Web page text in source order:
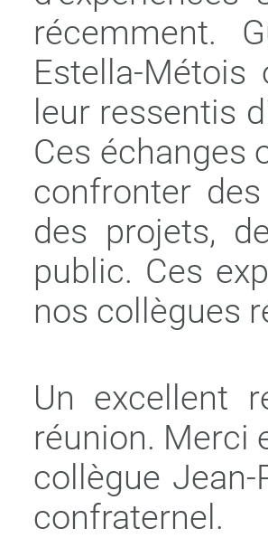
récemment.
Estella-
leur ressentis
Ces échanges
confronter
des projets,
public. Ces
nos collègues
Un excellent
réunion. Merci
collègue
confraternel.